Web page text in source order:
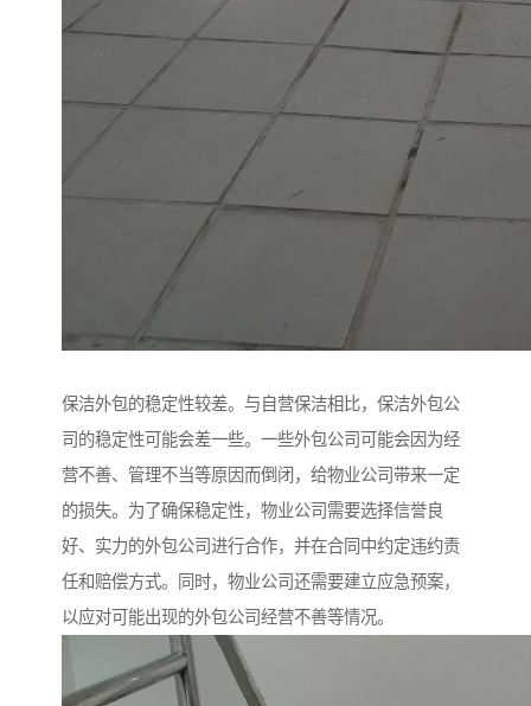
保洁外包的稳定性较差。与自营保洁相比，保洁外包公
司的稳定性可能会差一些。一些外包公司可能会因为经
营不善、管理不当等原因而倒闭，给物业公司带来一定
的损失。为了确保稳定性，物业公司需要选择信誉良
好、实力的外包公司进行合作，并在合同中约定违约责
任和赔偿方式。同时，物业公司还需要建立应急预案，
以应对可能出现的外包公司经营不善等情况。